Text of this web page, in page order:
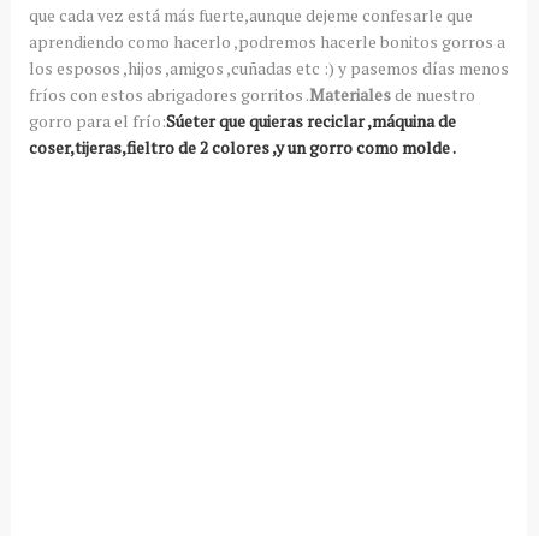
que cada vez está más fuerte,aunque dejeme confesarle que
aprendiendo como hacerlo ,podremos hacerle bonitos gorros a
los esposos ,hijos ,amigos ,cuñadas etc :) y pasemos días menos
fríos con estos abrigadores gorritos .Materialesde nuestro
gorro para el frío:Súeter que quieras reciclar ,máquina de
coser,tijeras,fieltro de 2 colores ,y un gorro como molde .